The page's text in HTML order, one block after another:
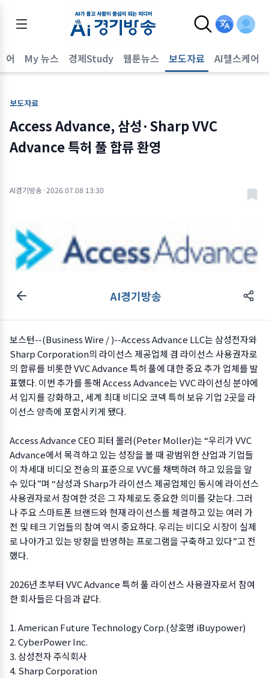
어 My 뉴스 경제Study 웹툰뉴스 보도자료 AI헬스케어
보도자료
Access Advance, 삼성·Sharp VVC
Advance 특허 풀 합류 환영
AI경기방송·2026.07.08 13:30
AI경기방송
보스턴--(Business Wire / )--Access Advance LLC는 삼성전자와
Sharp Corporation의 라이선스 제공업체 겸 라이선스 사용권자로
의 합류를 비롯한 VVC Advance 특허 풀에 대한 중요 추가 업체를 발
표했다. 이번 추가를 통해 Access Advance는 VVC 라이선싱 분야에
서 입지를 강화하고, 세계 최대 비디오 코덱 특허 보유 기업 2곳을 라
이선스 양측에 포함시키게 됐다.
Access Advance CEO 피터 몰러(Peter Moller)는 “우리가 VVC
Advance에서 목격하고 있는 성장을 볼 때 광범위한 산업과 기업들
이 차세대 비디오 전송의 표준으로 VVC를 채택하려 하고 있음을 알
수 있다”며 “삼성과 Sharp가 라이선스 제공업체인 동시에 라이선스
사용권자로서 참여한 것은 그 자체로도 중요한 의미를 갖는다. 그러
나 주요 스마트폰 브랜드와 현재 라이선스를 체결하고 있는 여러 가
전 및 테크 기업들의 참여 역시 중요하다. 우리는 비디오 시장이 실제
로 나아가고 있는 방향을 반영하는 프로그램을 구축하고 있다”고 전
했다.
2026년 초부터 VVC Advance 특허 풀 라이선스 사용권자로서 참여
한 회사들은 다음과 같다.
1. American Future Technology Corp.(상호명 iBuypower)
2. CyberPower Inc.
3. 삼성전자 주식회사
4. Sharp Corporation